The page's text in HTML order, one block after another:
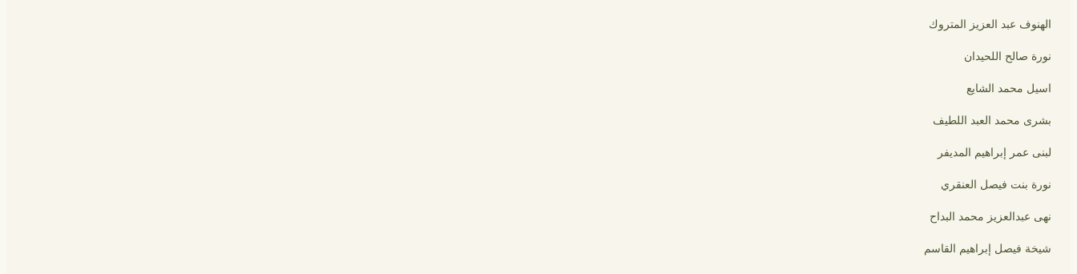
الهنوف عبد العزيز المتروك
نورة صالح اللحيدان
اسيل محمد الشايع
بشرى محمد العبد اللطيف
لبنى عمر إبراهيم المديفر
نورة بنت فيصل العنقري
نهى عبدالعزيز محمد البداح
شيخة فيصل إبراهيم القاسم